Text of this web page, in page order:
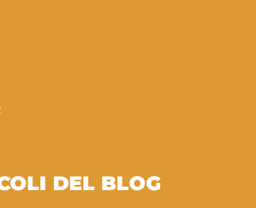
DEL BLOG